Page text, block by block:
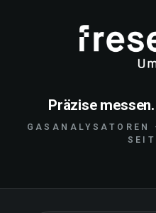
Präzise
GASANALYSATOREN